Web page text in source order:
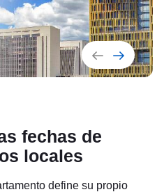
fechas de
locales
define su propio